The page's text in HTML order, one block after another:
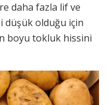
daha fazla lif ve
düşük olduğu için
boyu tokluk hissini